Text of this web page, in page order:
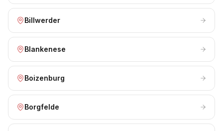
Billwerder
Blankenese
Boizenburg
Borgfelde